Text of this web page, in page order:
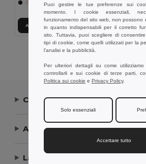
+11 Colori
Aggiungi al carrello
Visualizzazione Di Tutti I
Contattaci
Aiuto or Assistenza
La nostra azienda
Puoi gestire le tue preferenze sui
momento. I cookie essenziali,
funzionamento del sito web, non possono
in quanto indispensabili per il corretto
sito. Tuttavia, puoi scegliere di
tipi di cookie, come quelli utilizzati per la
l'analisi e la pubblicità.
Per ulteriori dettagli su come
controllarli e sui cookie di terze parti,
Politica sui cookie e Privacy Policy.
Solo essenziali
Accettare tutto